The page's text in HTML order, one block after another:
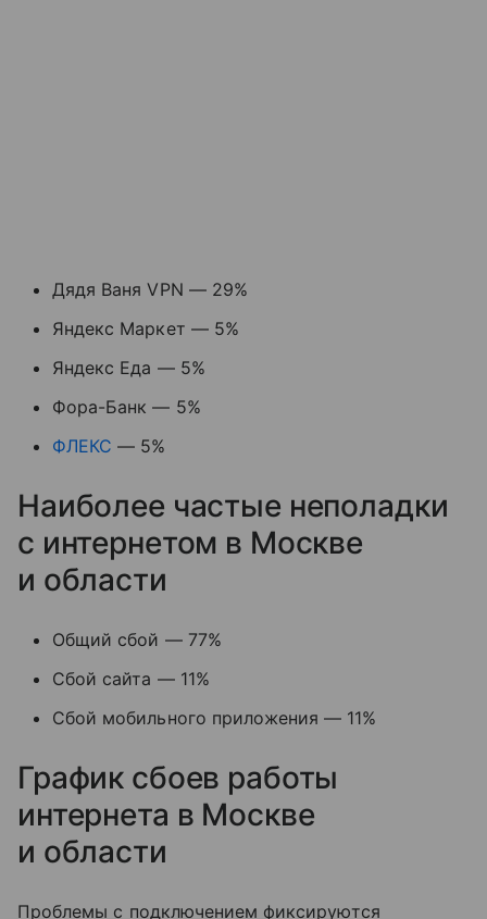
Дядя Ваня VPN — 29%
Яндекс Маркет — 5%
Яндекс Еда — 5%
Фора-Банк — 5%
ФЛЕКС — 5%
Наиболее частые неполадки
с интернетом в Москве
и области
Общий сбой — 77%
Сбой сайта — 11%
Сбой мобильного приложения — 11%
График сбоев работы
интернета в Москве
и области
Проблемы с подключением фиксируются